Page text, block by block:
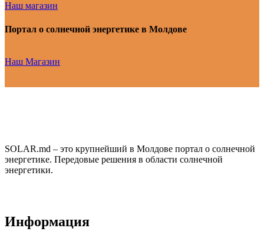
Наш магазин
Портал о солнечной энергетике в Молдове
Наш Магазин
SOLAR.md – это крупнейший в Молдове портал о солнечной
энергетике. Передовые решения в области солнечной
энергетики.
Информация